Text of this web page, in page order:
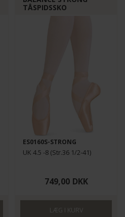
TÅSPIDSSKO
ES0160S-STRONG
UK 4.5 -8 (Str.36 1/2-41)
749,00 DKK